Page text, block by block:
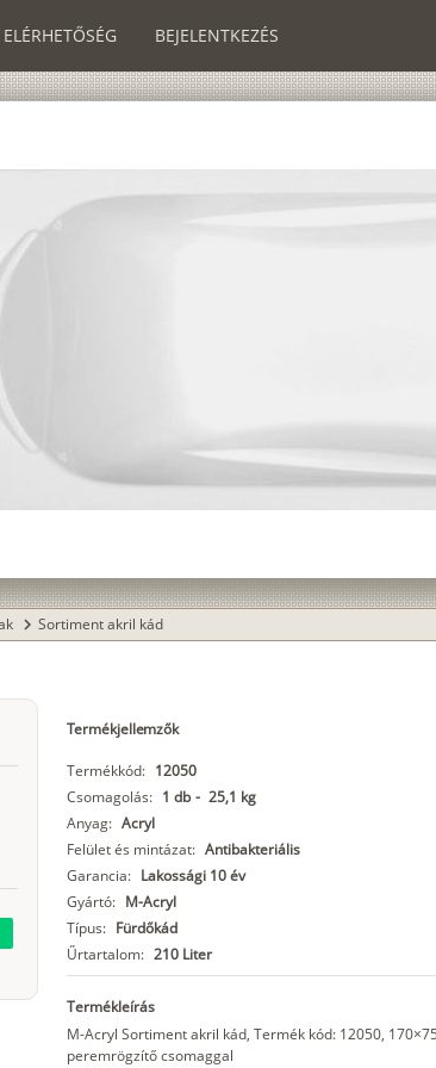
ELÉRHETŐSÉG BEJELENTKEZÉS
chevron_right Sortiment akril kád
Termékjellemzők
Termékkód: 12050
Csomagolás: 1 db - 25,1 kg
Anyag: Acryl
Felület és mintázat: Antibakteriális
Garancia: Lakossági 10 év
Gyártó: M-Acryl
Típus: Fürdőkád
Űrtartalom: 210 Liter
Termékleírás
M-Acryl Sortiment akril kád, Termék kód: 12050,
peremrögzítő csomaggal